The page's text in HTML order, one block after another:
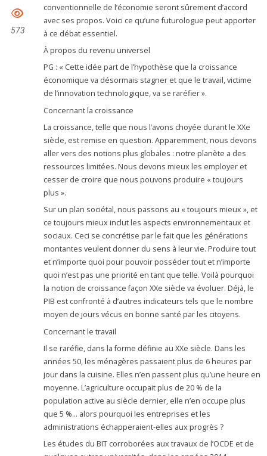
573
conventionnelle de l’économie seront sûrement d’accord
avec ses propos. Voici ce qu’une futurologue peut apporter
à ce débat essentiel.
À propos du revenu universel
PG : « Cette idée part de l’hypothèse que la croissance
économique va désormais stagner et que le travail, victime
de l’innovation technologique, va se raréfier ».
Concernant la croissance
La croissance, telle que nous l’avons choyée durant le XXe
siècle, est remise en question. Apparemment, nous devons
aller vers des notions plus globales : notre planète a des
ressources limitées. Nous devons mieux les employer et
cesser de croire que nous pouvons produire « toujours
plus ».
Sur un plan sociétal, nous passons au « toujours mieux », et
ce toujours mieux inclut les aspects environnementaux et
sociaux. Ceci se concrétise par le fait que les générations
montantes veulent donner du sens à leur vie. Produire tout
et n’importe quoi pour pouvoir posséder tout et n’importe
quoi n’est pas une priorité en tant que telle. Voilà pourquoi
la notion de croissance façon XXe siècle va évoluer. Déjà, le
PIB est confronté à d’autres indicateurs tels que le nombre
moyen de jours vécus en bonne santé par les citoyens.
Concernant le travail
Il se raréfie, dans la forme définie au XXe siècle. Dans les
années 50, les ménagères passaient plus de 6 heures par
jour dans la cuisine. Elles n’en passent plus qu’une heure en
moyenne. L’agriculture occupait plus de 20 % de la
population active au siècle dernier, elle n’en occupe plus
que 5 %… alors pourquoi les entreprises et les
administrations échapperaient-elles aux progrès ?
Les études du BIT corroborées aux travaux de l’OCDE et de